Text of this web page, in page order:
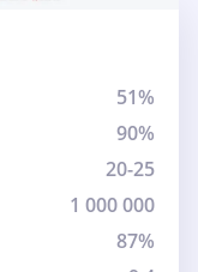
51%
90%
20-25
1 000 000
87%